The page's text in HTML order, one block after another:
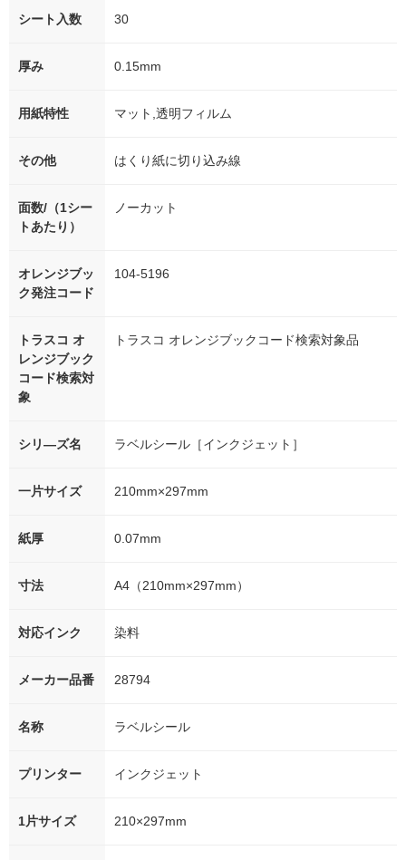
シート入数 30
厚み 0.15mm
用紙特性 マット,透明フィルム
その他 はくり紙に切り込み線
面数/（1シー
トあたり）
ノーカット
オレンジブッ
ク発注コード
104-5196
トラスコ オ
レンジブック
コード検索対
象
トラスコ オレンジブックコード検索対象品
シリ―ズ名 ラベルシール［インクジェット］
一片サイズ 210mm×297mm
紙厚 0.07mm
寸法 A4（210mm×297mm）
対応インク 染料
メーカー品番 28794
名称 ラベルシール
プリンター インクジェット
1片サイズ 210×297mm